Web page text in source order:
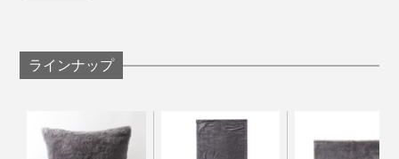
保温時間が短くなってきたら交換の目安です。
万が一長時間加熱してしまった場合、冷ましてから
あずき本体の水分を使うため、くり返し100回程度の
使用が限界です（期間にして約3ヵ月）。「あずきピ
ラインナップ